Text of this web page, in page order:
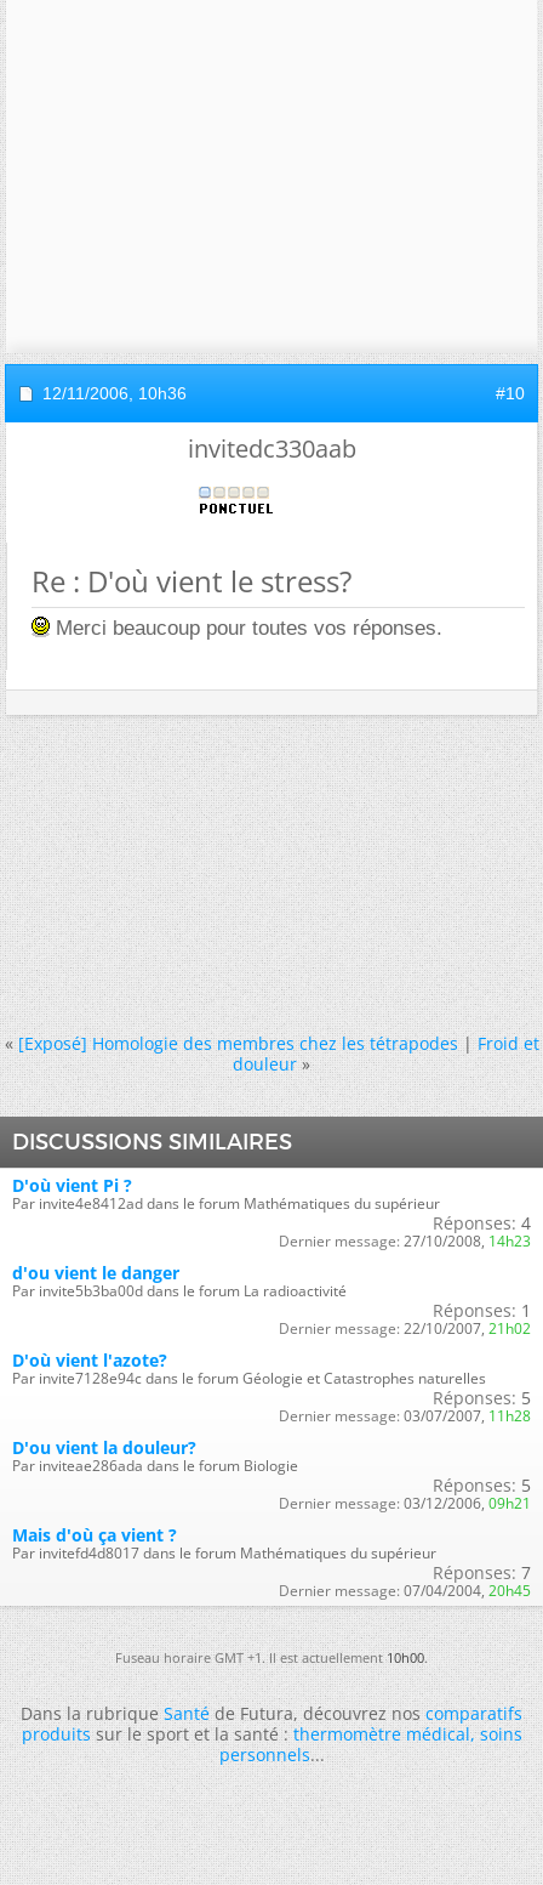
12/11/2006, 10h36 #10
invitedc330aab
Re : D'où vient le stress?
Merci beaucoup pour toutes vos réponses.
« [Exposé] Homologie des membres chez les tétrapodes|Froid et
douleur »
DISCUSSIONS SIMILAIRES
D'où vient Pi ?
Par invite4e8412ad dans le forum Mathématiques du supérieur
Réponses: 4
Dernier message: 27/10/2008, 14h23
d'ou vient le danger
Par invite5b3ba00d dans le forum La radioactivité
Réponses: 1
Dernier message: 22/10/2007, 21h02
D'où vient l'azote?
Par invite7128e94c dans le forum Géologie et Catastrophes naturelles
Réponses: 5
Dernier message: 03/07/2007, 11h28
D'ou vient la douleur?
Par inviteae286ada dans le forum Biologie
Réponses: 5
Dernier message: 03/12/2006, 09h21
Mais d'où ça vient ?
Par invitefd4d8017 dans le forum Mathématiques du supérieur
Réponses: 7
Dernier message: 07/04/2004, 20h45
Fuseau horaire GMT +1. Il est actuellement10h00.
Dans la rubriqueSantéde Futura, découvrez noscomparatifs
produitssur le sport et la santé :thermomètre médical,soins
personnels...